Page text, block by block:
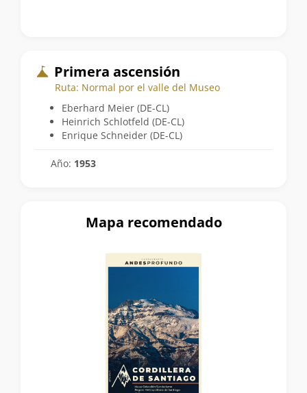
Primera ascensión
Ruta: Normal por el valle del Museo
Eberhard Meier (DE-CL)
Heinrich Schlotfeld (DE-CL)
Enrique Schneider (DE-CL)
Año: 1953
Mapa recomendado